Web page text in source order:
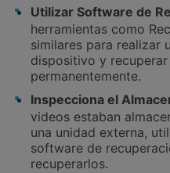
Utilizar Software de
herramientas como
similares para realizar
dispositivo y
permanentemente.
Inspecciona el
videos estaban
una unidad externa,
software de
recuperarlos.